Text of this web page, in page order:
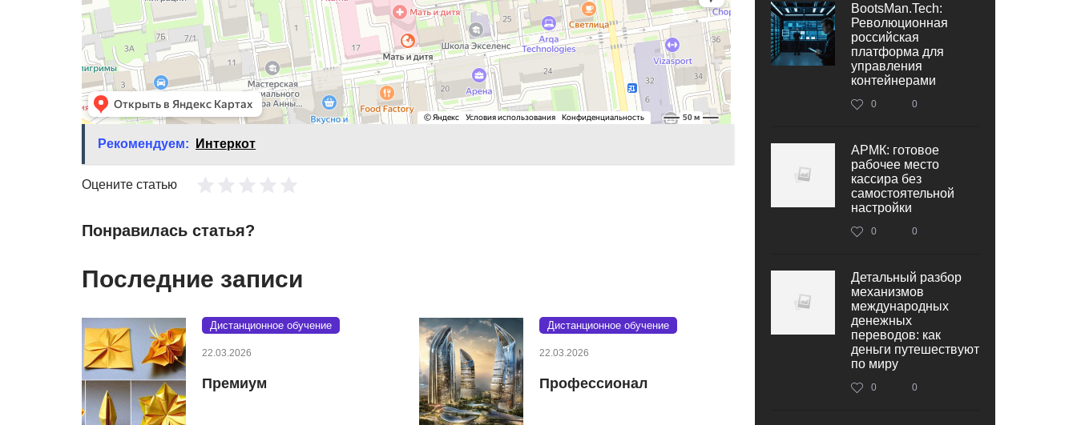
Рекомендуем: Интеркот
Оцените статью
Понравилась статья?
Последние записи
Дистанционное обучение
22.03.2026
Премиум
Дистанционное обучение
22.03.2026
Профессионал
BootsMan.Tech:
Революционная
российская
платформа для
управления
контейнерами
0 0
АРМК: готовое
рабочее место
кассира без
самостоятельной
настройки
0 0
Детальный разбор
механизмов
международных
денежных
переводов: как
деньги путешествуют
по миру
0 0